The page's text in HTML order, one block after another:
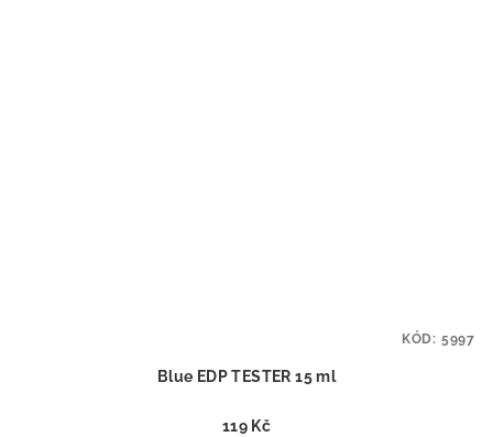
Blue EDP TESTER 15 ml
119 Kč
KÓD: 5997